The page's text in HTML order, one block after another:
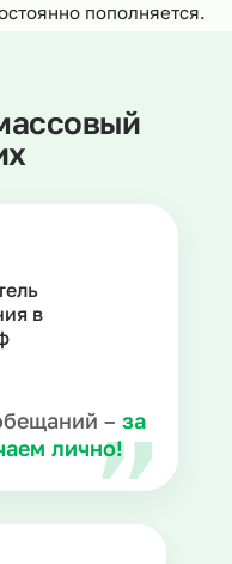
пополняется.
в
– за
лично!